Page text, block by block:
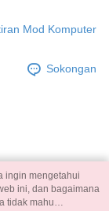
Mod Komputer
Sokongan
ingin mengetahui
ini, dan bagaimana
tidak mahu